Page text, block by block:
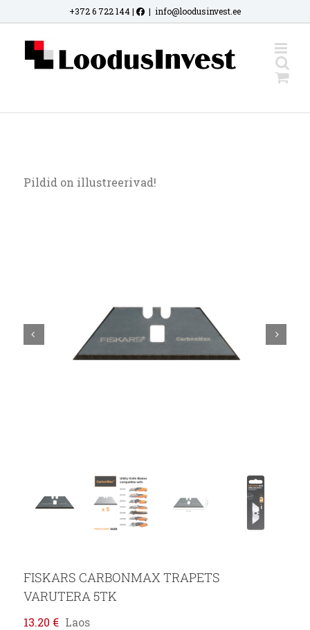
to
content
+372 6 722 144| | info@loodusinvest.ee
Pildid on illustreerivad!
FISKARS CARBONMAX TRAPETS
VARUTERA 5TK
13.20 € Laos